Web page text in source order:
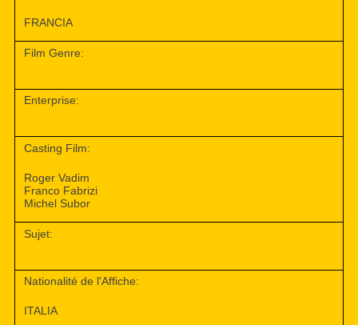
FRANCIA
Film Genre:
Enterprise:
Casting Film:
Roger Vadim
Franco Fabrizi
Michel Subor
Sujet:
Nationalité de l'Affiche:
ITALIA